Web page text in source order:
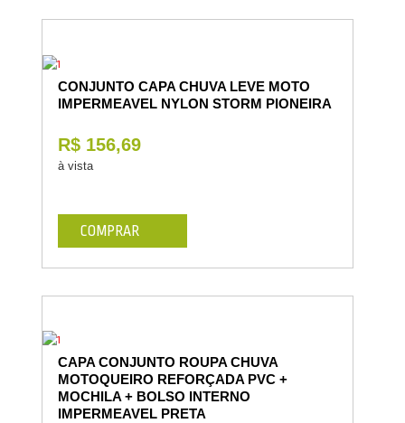
CONJUNTO CAPA CHUVA LEVE MOTO
IMPERMEAVEL NYLON STORM PIONEIRA
R$ 156,69
à vista
COMPRAR
CAPA CONJUNTO ROUPA CHUVA
MOTOQUEIRO REFORÇADA PVC +
MOCHILA + BOLSO INTERNO
IMPERMEAVEL PRETA